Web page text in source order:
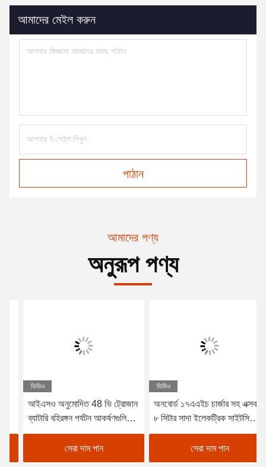
আমাদের মেইল করুন
পাঠান
আমাদের পণ্য
অনুরূপ পণ্য
আইএসও অনুমোদিত 48 ভি ট্রোজান
ব্যাটারি বহিরঙ্গন পর্যটন আকর্ষণগুলিতে
শক্তি-দক্ষ অপারেশনের জন্য কার্টিস
কন্ট্রোলারের সাথে বৈদ্যুতিক পর্যটন
যাত্রীবাহী গাড়ি
সেরা দাম পান
অনবোর্ড ১৭এএইচ চার্জার সহ এক্সকার
৮ সিটার সাদা ইলেকট্রিক সাইটসিইং
কার ট্যুরিস্ট বাস, শহর এবং রিসোর্ট
এলাকার জন্য উপযুক্ত
সেরা দাম পান